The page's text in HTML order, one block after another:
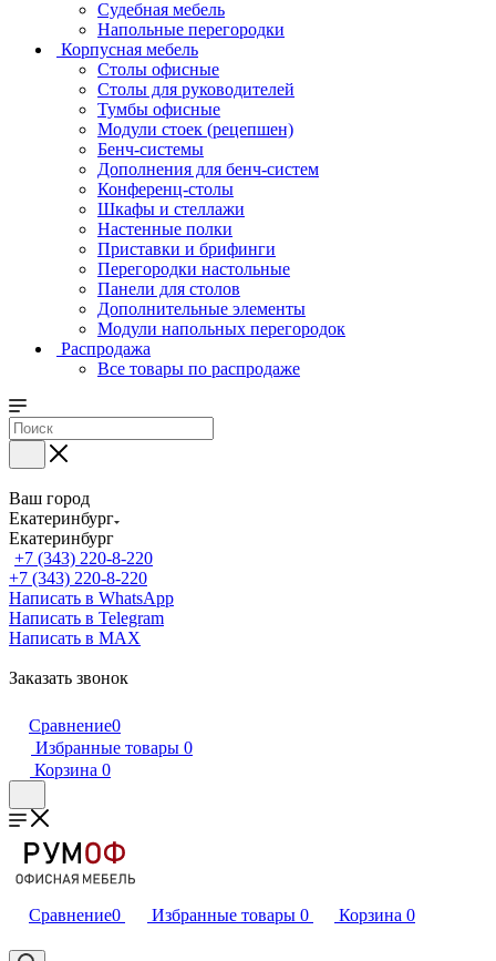
Судебная мебель
Напольные перегородки
Корпусная мебель
Столы офисные
Столы для руководителей
Тумбы офисные
Модули стоек (рецепшен)
Бенч-системы
Дополнения для бенч-систем
Конференц-столы
Шкафы и стеллажи
Настенные полки
Приставки и брифинги
Перегородки настольные
Панели для столов
Дополнительные элементы
Модули напольных перегородок
Распродажа
Все товары по распродаже
Ваш город
Екатеринбург
Екатеринбург
+7 (343) 220-8-220
+7 (343) 220-8-220
Написать в WhatsApp
Написать в Telegram
Написать в MAX
Заказать звонок
Сравнение0
Избранные товары 0
Корзина 0
Сравнение0 Избранные товары 0 Корзина 0